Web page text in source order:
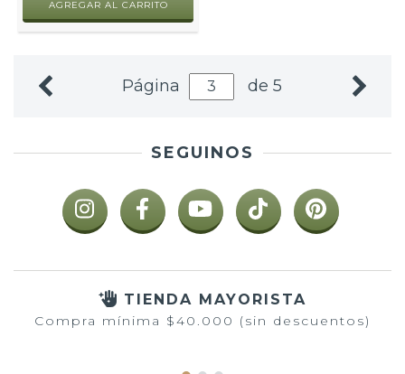
Página de 5
SEGUINOS
TIENDA MAYORISTA
Compra mínima $40.000 (sin descuentos)